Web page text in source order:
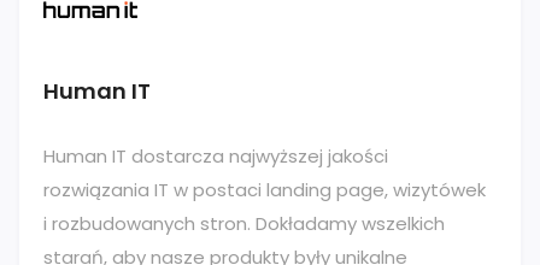
Human IT
Human IT dostarcza najwyższej jakości
rozwiązania IT w postaci landing page, wizytówek
i rozbudowanych stron. Dokładamy wszelkich
starań, aby nasze produkty były unikalne